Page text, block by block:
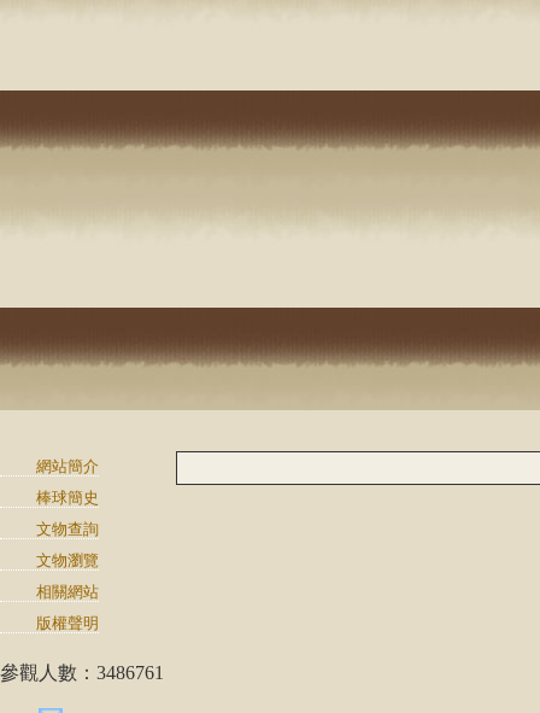
網站簡介
棒球簡史
文物查詢
文物瀏覽
相關網站
版權聲明
參觀人數：3486761